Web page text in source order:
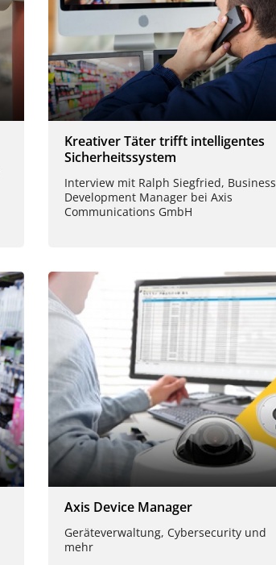
Kreativer Täter trifft intelligentes
Sicherheitssystem
Interview mit Ralph Siegfried, Business
Development Manager bei Axis
Communications GmbH
Axis Device Manager
Geräteverwaltung, Cybersecurity und
mehr